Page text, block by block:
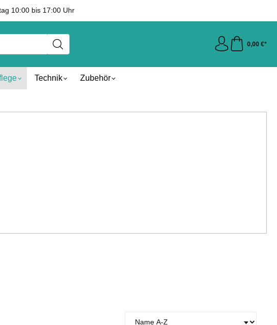
10:00 bis 17:00 Uhr
0,00 €*
Technik Zubehör